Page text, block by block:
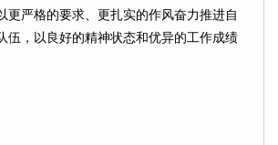
更严格的要求、更扎实的作风奋力推进自
伍，以良好的精神状态和优异的工作成绩